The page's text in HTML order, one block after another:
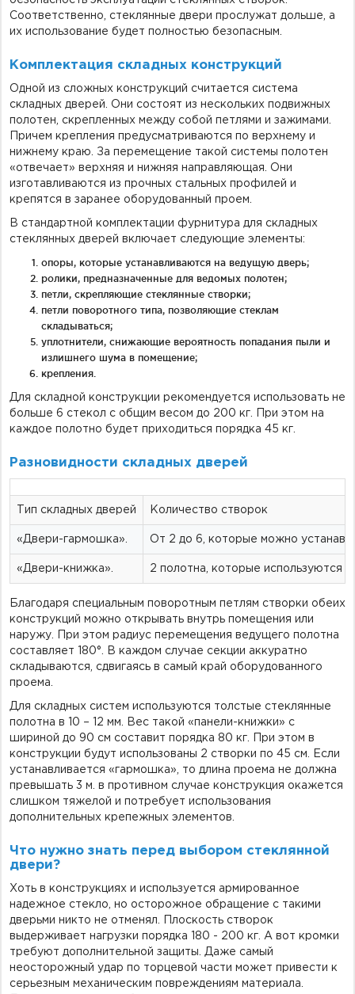
Соответственно, стеклянные двери прослужат дольше, а
их использование будет полностью безопасным.
Комплектация складных конструкций
Одной из сложных конструкций считается система
складных дверей. Они состоят из нескольких подвижных
полотен, скрепленных между собой петлями и зажимами.
Причем крепления предусматриваются по верхнему и
нижнему краю. За перемещение такой системы полотен
«отвечает» верхняя и нижняя направляющая. Они
изготавливаются из прочных стальных профилей и
крепятся в заранее оборудованный проем.
В стандартной комплектации фурнитура для складных
стеклянных дверей включает следующие элементы:
опоры, которые устанавливаются на ведущую дверь;
ролики, предназначенные для ведомых полотен;
петли, скрепляющие стеклянные створки;
петли поворотного типа, позволяющие стеклам
складываться;
уплотнители, снижающие вероятность попадания пыли и
излишнего шума в помещение;
крепления.
Для складной конструкции рекомендуется использовать не
больше 6 стекол с общим весом до 200 кг. При этом на
каждое полотно будет приходиться порядка 45 кг.
Разновидности складных дверей
Тип складных дверей Количество створок
«Двери-гармошка». От 2 до 6, которые можно
«Двери-книжка». 2 полотна, которые используются
Благодаря специальным поворотным петлям створки обеих
конструкций можно открывать внутрь помещения или
наружу. При этом радиус перемещения ведущего полотна
составляет 180°. В каждом случае секции аккуратно
складываются, сдвигаясь в самый край оборудованного
проема.
Для складных систем используются толстые стеклянные
полотна в 10 – 12 мм. Вес такой «панели-книжки» с
шириной до 90 см составит порядка 80 кг. При этом в
конструкции будут использованы 2 створки по 45 см. Если
устанавливается «гармошка», то длина проема не должна
превышать 3 м. в противном случае конструкция окажется
слишком тяжелой и потребует использования
дополнительных крепежных элементов.
Что нужно знать перед выбором стеклянной
двери?
Хоть в конструкциях и используется армированное
надежное стекло, но осторожное обращение с такими
дверьми никто не отменял. Плоскость створок
выдерживает нагрузки порядка 180 - 200 кг. А вот кромки
требуют дополнительной защиты. Даже самый
неосторожный удар по торцевой части может привести к
серьезным механическим повреждениям материала.